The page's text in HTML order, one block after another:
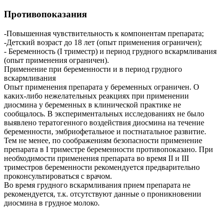
Противопоказания
-Повышенная чувствительность к компонентам препарата;
-Детский возраст до 18 лет (опыт применения ограничен);
- Беременность (I триместр) и период грудного вскармливания
(опыт применения ограничен).
Применение при беременности и в период грудного
вскармливания
Опыт применения препарата у беременных ограничен. О
каких-либо нежелательных реакциях при применении
диосмина у беременных в клинической практике не
сообщалось. В экспериментальных исследованиях не было
выявлено тератогенного воздействия диосмина на течение
беременности, эмбриофетальное и постнатальное развитие.
Тем не менее, по соображениям безопасности применение
препарата в I триместре беременности противопоказано. При
необходимости применения препарата во время II и III
триместров беременности рекомендуется предварительно
проконсультироваться с врачом.
Во время грудного вскармливания прием препарата не
рекомендуется, т.к. отсутствуют данные о проникновении
диосмина в грудное молоко.